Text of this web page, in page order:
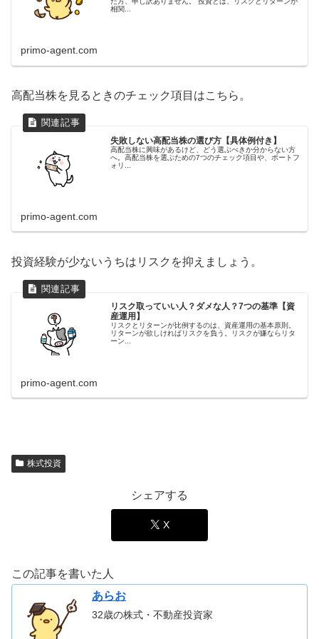
相関...
primo-agent.com
高配当株を見るときのチェック項目はこちら。
失敗しない高配当株の選び方【具体例付き】
高配当株に興味があるけど、どう選ぶべきか分からない方
へ。高配当株を選ぶための7つのチェック項目や、ポートフ
ォリ...
primo-agent.com
投資経験が少ないうちはリスクを抑えましょう。
リスク取っていい人？ダメな人？7つの基準【資
産運用】
リスクとリターンが比例するのは、資産運用の基本原則。
リターンが欲しければリスクを負う。リスクが嫌ならリタ
ーン...
primo-agent.com
株式投資
シェアする
X
この記事を書いた人
あらお
32歳の株式・不動産投資家